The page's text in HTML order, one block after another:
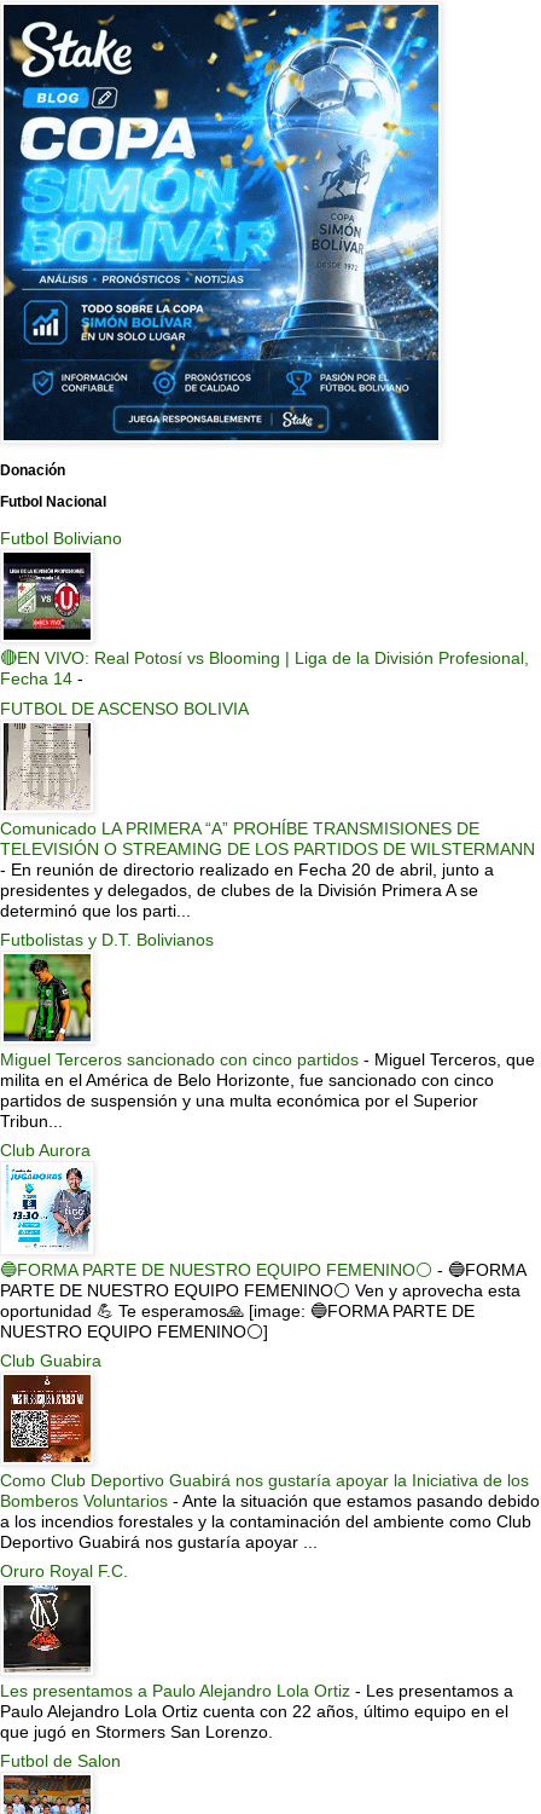
Donación
Futbol Nacional
Futbol Boliviano
🔴EN VIVO: Real Potosí vs Blooming | Liga de la División Profesional,
Fecha 14 -
FUTBOL DE ASCENSO BOLIVIA
Comunicado LA PRIMERA “A” PROHÍBE TRANSMISIONES DE
TELEVISIÓN O STREAMING DE LOS PARTIDOS DE WILSTERMANN
- En reunión de directorio realizado en Fecha 20 de abril, junto a
presidentes y delegados, de clubes de la División Primera A se
determinó que los parti...
Futbolistas y D.T. Bolivianos
Miguel Terceros sancionado con cinco partidos - Miguel Terceros, que
milita en el América de Belo Horizonte, fue sancionado con cinco
partidos de suspensión y una multa económica por el Superior
Tribun...
Club Aurora
🔵FORMA PARTE DE NUESTRO EQUIPO FEMENINO⚪ - 🔵FORMA
PARTE DE NUESTRO EQUIPO FEMENINO⚪ Ven y aprovecha esta
oportunidad 💪 Te esperamos🙏 [image: 🔵FORMA PARTE DE
NUESTRO EQUIPO FEMENINO⚪]
Club Guabira
Como Club Deportivo Guabirá nos gustaría apoyar la Iniciativa de los
Bomberos Voluntarios - Ante la situación que estamos pasando debido
a los incendios forestales y la contaminación del ambiente como Club
Deportivo Guabirá nos gustaría apoyar ...
Oruro Royal F.C.
Les presentamos a Paulo Alejandro Lola Ortiz - Les presentamos a
Paulo Alejandro Lola Ortiz cuenta con 22 años, último equipo en el
que jugó en Stormers San Lorenzo.
Futbol de Salon